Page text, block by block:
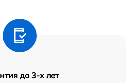
до 3-х лет